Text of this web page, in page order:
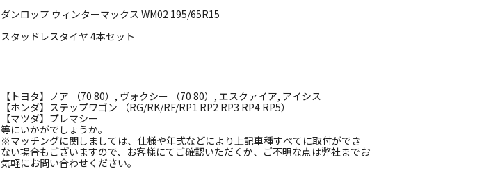
ダンロップ ウィンターマックス WM02 195/65R15
スタッドレスタイヤ 4本セット
【トヨタ】ノア （70 80）, ヴォクシー （70 80）, エスクァイア, アイシス
【ホンダ】ステップワゴン （RG/RK/RF/RP1 RP2 RP3 RP4 RP5）
【マツダ】プレマシー
等にいかがでしょうか。
※マッチングに関しましては、仕様や年式などにより上記車種すべてに取付ができ
ない場合もございますので、お客様にてご確認いただくか、ご不明な点は弊社までお
気軽にお問い合わせください。